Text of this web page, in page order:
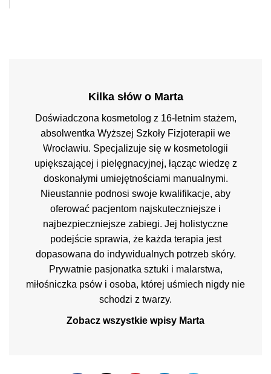
Kilka słów o Marta
Doświadczona kosmetolog z 16-letnim stażem,
absolwentka Wyższej Szkoły Fizjoterapii we
Wrocławiu. Specjalizuje się w kosmetologii
upiększającej i pielęgnacyjnej, łącząc wiedzę z
doskonałymi umiejętnościami manualnymi.
Nieustannie podnosi swoje kwalifikacje, aby
oferować pacjentom najskuteczniejsze i
najbezpieczniejsze zabiegi. Jej holistyczne
podejście sprawia, że każda terapia jest
dopasowana do indywidualnych potrzeb skóry.
Prywatnie pasjonatka sztuki i malarstwa,
miłośniczka psów i osoba, której uśmiech nigdy nie
schodzi z twarzy.
Zobacz wszystkie wpisy Marta